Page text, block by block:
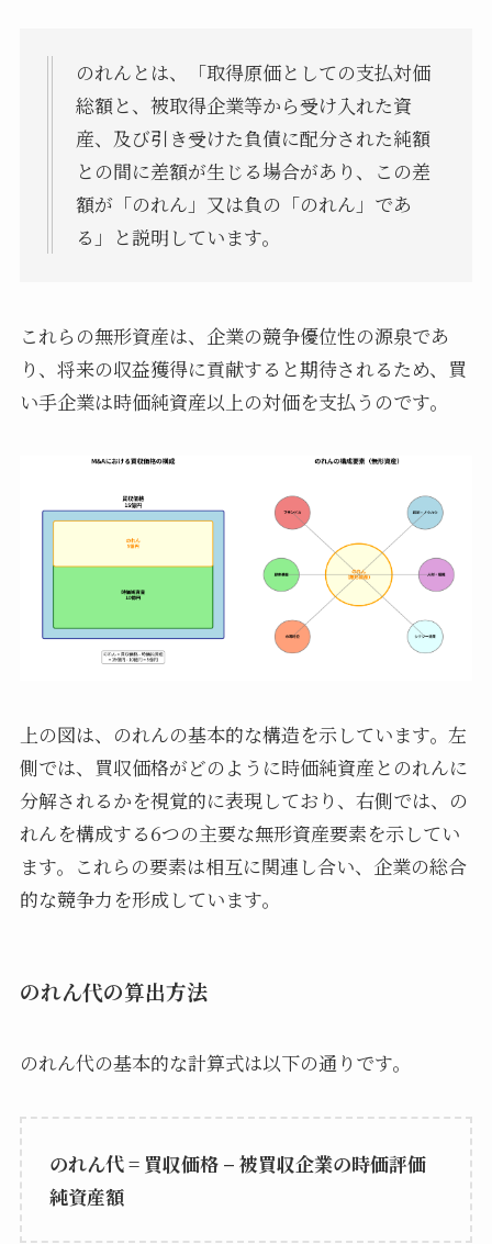
のれんとは、「取得原価としての支払対価
総額と、被取得企業等から受け入れた資
産、及び引き受けた負債に配分された純額
との間に差額が生じる場合があり、この差
額が「のれん」又は負の「のれん」であ
る」と説明しています。
これらの無形資産は、企業の競争優位性の源泉であ
り、将来の収益獲得に貢献すると期待されるため、買
い手企業は時価純資産以上の対価を支払うのです。
上の図は、のれんの基本的な構造を示しています。左
側では、買収価格がどのように時価純資産とのれんに
分解されるかを視覚的に表現しており、右側では、の
れんを構成する6つの主要な無形資産要素を示してい
ます。これらの要素は相互に関連し合い、企業の総合
的な競争力を形成しています。
のれん代の算出方法
のれん代の基本的な計算式は以下の通りです。
のれん代 = 買収価格 – 被買収企業の時価評価
純資産額